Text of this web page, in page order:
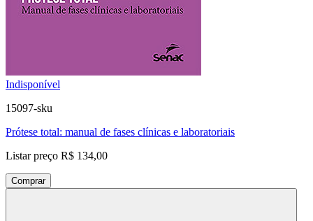
Indisponível
15097-sku
Prótese total: manual de fases clínicas e laboratoriais
Listar preço R$ 134,00
Comprar